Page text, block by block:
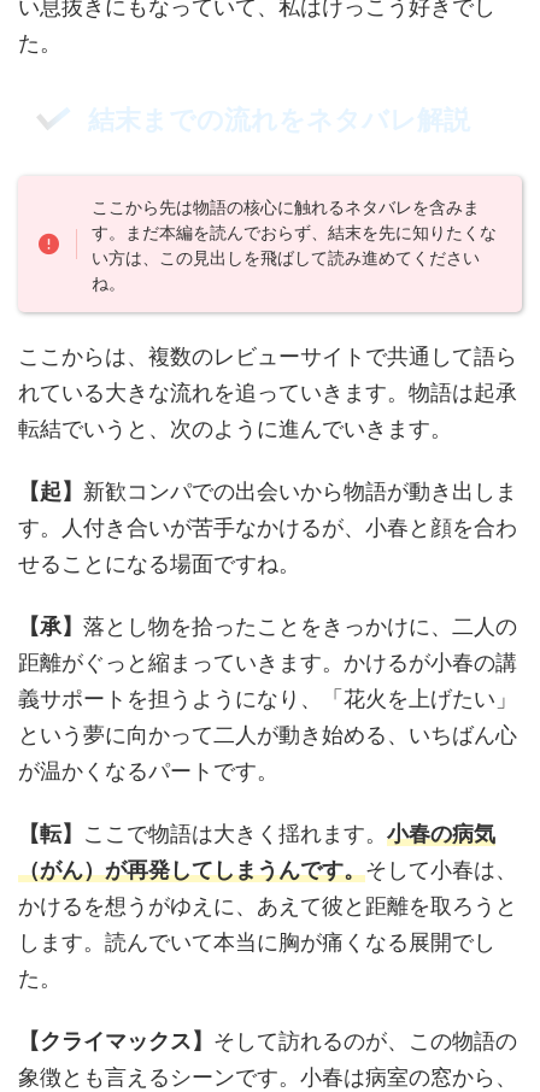
い息抜きにもなっていて、私はけっこう好きでし
た。
結末までの流れをネタバレ解説
ここから先は物語の核心に触れるネタバレを含みま
す。まだ本編を読んでおらず、結末を先に知りたくな
い方は、この見出しを飛ばして読み進めてください
ね。
ここからは、複数のレビューサイトで共通して語ら
れている大きな流れを追っていきます。物語は起承
転結でいうと、次のように進んでいきます。
【起】 新歓コンパでの出会いから物語が動き出しま
す。人付き合いが苦手なかけるが、小春と顔を合わ
せることになる場面ですね。
【承】 落とし物を拾ったことをきっかけに、二人の
距離がぐっと縮まっていきます。かけるが小春の講
義サポートを担うようになり、「花火を上げたい」
という夢に向かって二人が動き始める、いちばん心
が温かくなるパートです。
【転】 ここで物語は大きく揺れます。 小春の病気
（がん）が再発してしまうんです。そして小春は、
かけるを想うがゆえに、あえて彼と距離を取ろうと
します。読んでいて本当に胸が痛くなる展開でし
た。
【クライマックス】 そして訪れるのが、この物語の
象徴とも言えるシーンです。小春は病室の窓から、